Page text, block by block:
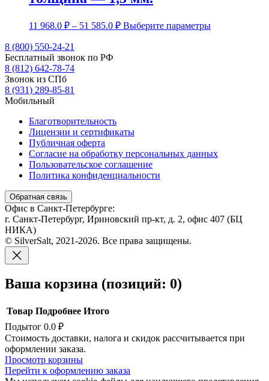
11 968.0 ₽ – 51 585.0 ₽Диапазон
Выберите параметрыЭтот
8 (800) 550-24-21
Бесплатный звонок по РФ
8 (812) 642-78-74
Звонок из СПб
8 (931) 289-85-81
Мобильный
Благотворительность
Лицензии и сертификаты
Публичная оферта
Согласие на обработку персональных данных
Пользовательское соглашение
Политика конфиденциальности
Обратная связь
Офис в Санкт-Петербурге:
г. Санкт-Петербург, Ириновский пр-кт, д. 2, офис 407 (БЦ
НИКА)
© SilverSalt, 2021-2026. Все права защищены.
Ваша корзина (позиций: 0)
Товары
в
корзине
Товар Подробнее Итого
Подытог 0.0 ₽
Стоимость доставки, налога и скидок рассчитывается при
оформлении заказа.
Просмотр корзины
Перейти к оформлению заказа